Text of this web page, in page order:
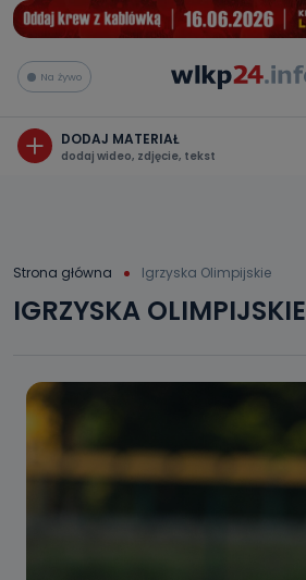
Na żywo
DODAJ MATERIAŁ
dodaj wideo, zdjęcie, tekst
Strona główna Igrzyska Olimpijskie
IGRZYSKA OLIMPIJSKIE